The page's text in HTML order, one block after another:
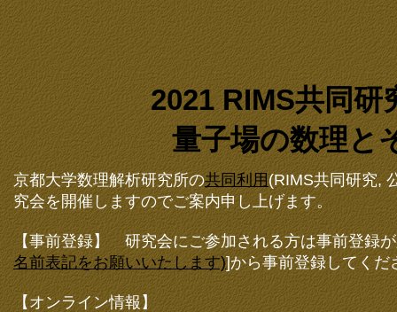
2021 RIMS共同研
量子場の数理と
京都大学数理解析研究所の共同利用 (RIMS共同研究,
究会を開催しますのでご案内申し上げます。
【事前登録】 研究会にご参加される方は事前登録
名前表記をお願いいたします)]から事前登録してくだ
【オンライン情報】